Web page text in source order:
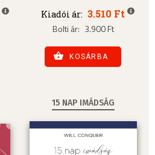
Kiadói ár: 3.510 Ft
Bolti ár: 3.900 Ft
KOSÁRBA
15 NAP IMÁDSÁG